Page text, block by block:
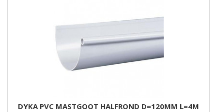
DYKA PVC MASTGOOT HALFROND D=120MM L=4M